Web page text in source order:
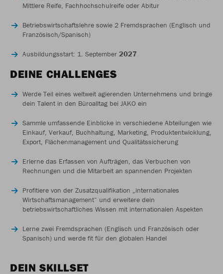
Mittlere Reife, Fachhochschulreife oder Abitur
Betriebswirtschaftslehre sowie 2 Fremdsprachen (Englisch und
Französisch/Spanisch)
Ausbildungsstart: 1. September 2027
DEINE CHALLENGES
Werde Teil eines weltweit agierenden Unternehmens und bringe
dein Talent in den Büroalltag bei JAKO ein
Sammle umfassende Einblicke in verschiedene Abteilungen wie
Einkauf, Verkauf, Buchhaltung, Marketing, Produktentwicklung,
Export, Flächenmanagement und Qualitätssicherung
Erlerne das Erfassen von Aufträgen, das Verbuchen von
Rechnungen und die Mitarbeit an spannenden Projekten
Profitiere von der Zusatzqualifikation „internationales
Wirtschaftsmanagement“ und erweitere dein
betriebswirtschaftliches Wissen mit internationalen Aspekten
Lerne zwei Fremdsprachen (Englisch und Französisch oder
Spanisch) und werde fit für den globalen Handel
DEIN SKILLSET